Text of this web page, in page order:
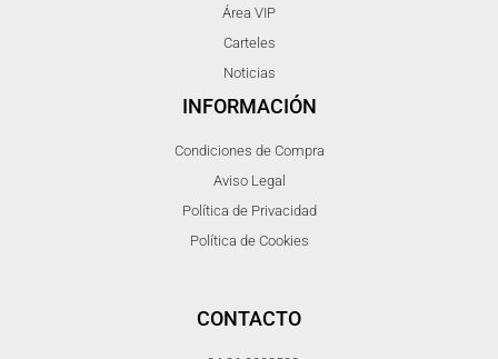
Área VIP
Carteles
Noticias
INFORMACIÓN
Condiciones de Compra
Aviso Legal
Política de Privacidad
Política de Cookies
CONTACTO